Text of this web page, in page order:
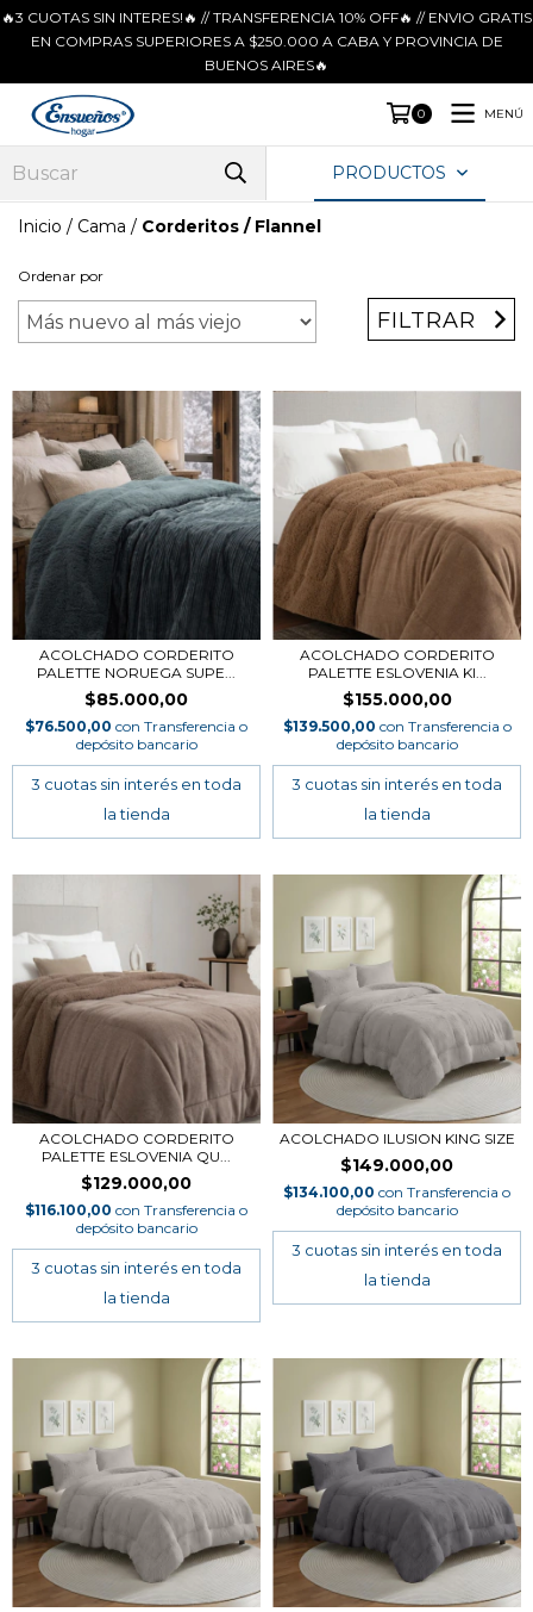
🔥3 CUOTAS SIN INTERES!🔥 // TRANSFERENCIA 10% OFF🔥 // ENVIO GRATIS
EN COMPRAS SUPERIORES A $250.000 A CABA Y PROVINCIA DE
BUENOS AIRES🔥
0 MENÚ
PRODUCTOS
Inicio / Cama / Corderitos / Flannel
Ordenar por
FILTRAR
ACOLCHADO CORDERITO
PALETTE NORUEGA SUPE...
$85.000,00
$76.500,00 con Transferencia o
depósito bancario
ACOLCHADO CORDERITO
PALETTE ESLOVENIA KI...
$155.000,00
$139.500,00 con Transferencia o
depósito bancario
ACOLCHADO CORDERITO
PALETTE ESLOVENIA QU...
$129.000,00
$116.100,00 con Transferencia o
depósito bancario
ACOLCHADO ILUSION KING SIZE
$149.000,00
$134.100,00 con Transferencia o
depósito bancario